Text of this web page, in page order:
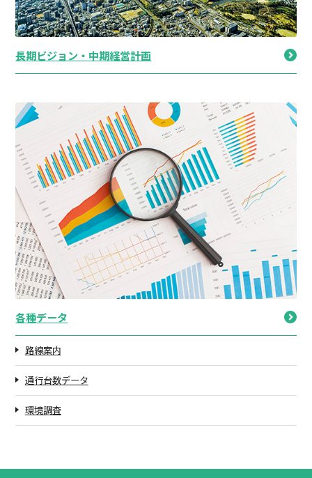
長期ビジョン・中期経営計画
各種データ
路線案内
通行台数データ
環境調査